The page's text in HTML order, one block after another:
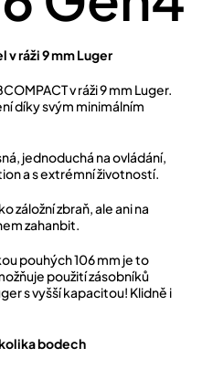
v ráži 9 mm Luger
v ráži 9 mm Luger.
díky svým minimálním
jednoduchá na ovládání,
a s extrémní životností.
záložní zbraň, ale ani na
zahanbit.
pouhých 106 mm je to
použití zásobníků
s vyšší kapacitou! Klidně i
bodech